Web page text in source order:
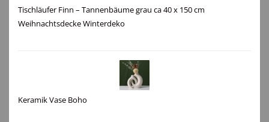
Tischläufer Finn – Tannenbäume grau ca 40 x 150 cm
Weihnachtsdecke Winterdeko
Keramik Vase Boho